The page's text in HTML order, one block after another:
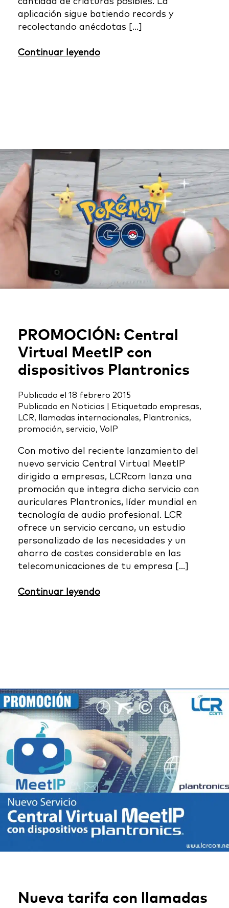
aplicación sigue batiendo records y
recolectando anécdotas […]
Continuar leyendo
PROMOCIÓN: Central
Virtual MeetIP con
dispositivos Plantronics
Publicado el 18 febrero 2015
Publicado en Noticias Etiquetado empresas,
LCR, llamadas internacionales, Plantronics,
promoción, servicio, VoIP
Con motivo del reciente lanzamiento del
nuevo servicio Central Virtual MeetIP
dirigido a empresas, LCRcom lanza una
promoción que integra dicho servicio con
auriculares Plantronics, líder mundial en
tecnología de audio profesional. LCR
ofrece un servicio cercano, un estudio
personalizado de las necesidades y un
ahorro de costes considerable en las
telecomunicaciones de tu empresa […]
Continuar leyendo
Nueva tarifa con llamadas